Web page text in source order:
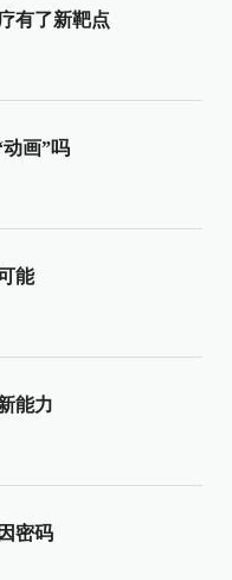
有了新靶点
画”吗
能
能力
密码